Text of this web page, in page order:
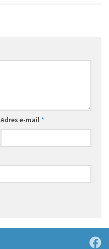
Adres e-mail*